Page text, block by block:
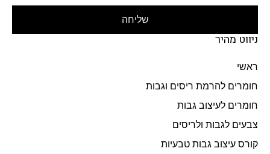
ניווט מהיר
ראשי
חומרים להרמת ריסים וגבות
חומרים לעיצוב גבות
צבעים לגבות ולריסים
קורס עיצוב גבות טבעיות
שליחה